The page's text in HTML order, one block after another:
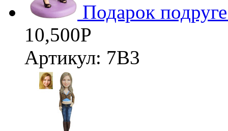
Подарок
10,500Р
Артикул: 7В3